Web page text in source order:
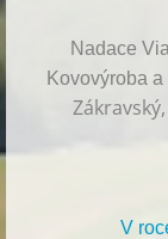
Nadace
Kovovýroba
V